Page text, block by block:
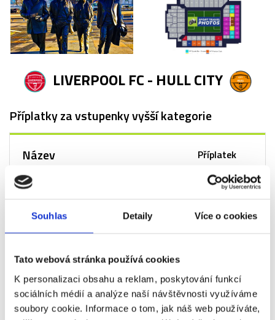
Souhlas Detaily Více o cookies
Tato webová stránka používá cookies
K personalizaci obsahu a reklam, poskytování funkcí
sociálních médií a analýze naší návštěvnosti využíváme
soubory cookie. Informace o tom, jak náš web používáte,
LIVERPOOL FC - HULL CITY
Příplatky za vstupenky vyšší kategorie
Název Příplatek
Liverpool FC - Hull City
Bronze
+0 Kč
- VIP Sports Bar -
Liverpool FC - Hull City
- VIP Sports Bar -
+1 840 Kč